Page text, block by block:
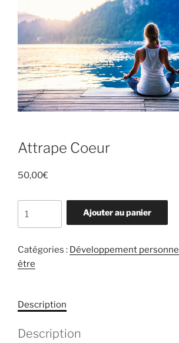
Attrape Coeur
50,00€
Coeur
Ajouter au panier
Catégories : Développement personnel
être
Description
Description